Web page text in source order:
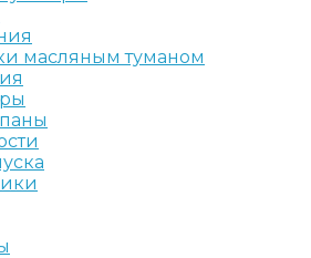
масляным туманом